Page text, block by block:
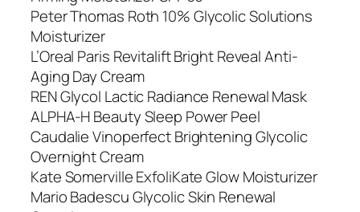
Peter Thomas Roth 10% Glycolic Solutions
Moisturizer
L’Oreal Paris Revitalift Bright Reveal Anti-
Aging Day Cream
REN Glycol Lactic Radiance Renewal Mask
ALPHA-H Beauty Sleep Power Peel
Caudalie Vinoperfect Brightening Glycolic
Overnight Cream
Kate Somerville ExfoliKate Glow Moisturizer
Mario Badescu Glycolic Skin Renewal